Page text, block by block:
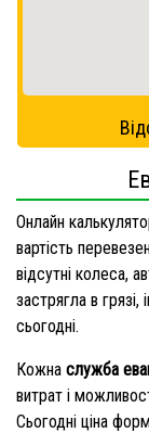
Онлайн
вартість
відсутні колеса,
застрягла в грязі,
сьогодні.
Кожна служба
витрат і
Сьогодні ціна